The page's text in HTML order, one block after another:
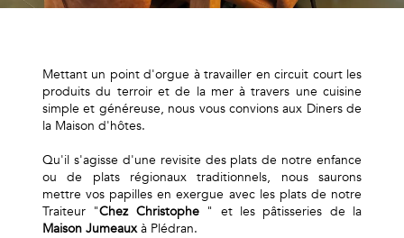
Mettant un point d'orgue à travailler en circuit court les
produits du terroir et de la mer à travers une cuisine
simple et généreuse, nous vous convions aux Diners de
la Maison d'hôtes.
Qu'il s'agisse d'une revisite des plats de notre enfance
ou de plats régionaux traditionnels, nous saurons
mettre vos papilles en exergue avec les plats de notre
Traiteur "Chez Christophe" et les pâtisseries de la
Maison Jumeauxà Plédran.